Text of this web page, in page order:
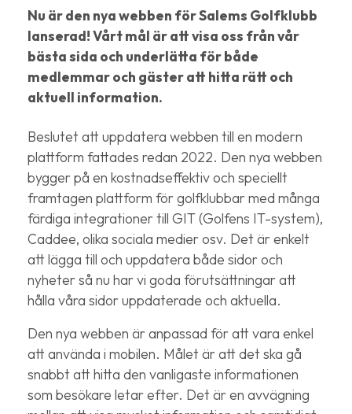
Nu är den nya webben för Salems Golfklubb
lanserad! Vårt mål är att visa oss från vår
bästa sida och underlätta för både
medlemmar och gäster att hitta rätt och
aktuell information.
Beslutet att uppdatera webben till en modern
plattform fattades redan 2022. Den nya webben
bygger på en kostnadseffektiv och speciellt
framtagen plattform för golfklubbar med många
färdiga integrationer till GIT (Golfens IT-system),
Caddee, olika sociala medier osv. Det är enkelt
att lägga till och uppdatera både sidor och
nyheter så nu har vi goda förutsättningar att
hålla våra sidor uppdaterade och aktuella.
Den nya webben är anpassad för att vara enkel
att använda i mobilen. Målet är att det ska gå
snabbt att hitta den vanligaste informationen
som besökare letar efter. Det är en avvägning